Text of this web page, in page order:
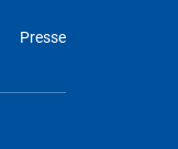
Presse